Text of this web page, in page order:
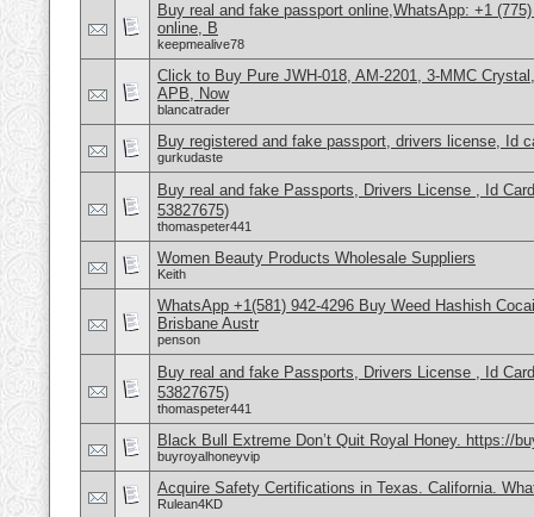
Buy real and fake passport online,WhatsApp: +1
online, B
keepmealive78
Click to Buy Pure JWH-018, AM-2201, 3-MMC
APB, Now
blancatrader
Buy registered and fake passport, drivers license, Id
gurkudaste
Buy real and fake Passports, Drivers License , Id
53827675)
thomaspeter441
Women Beauty Products Wholesale Suppliers
Keith
WhatsApp +1(581) 942-4296 Buy Weed Hashish
Brisbane Austr
penson
Buy real and fake Passports, Drivers License , Id
53827675)
thomaspeter441
Black Bull Extreme Don’t Quit Royal Honey. https://
buyroyalhoneyvip
Acquire Safety Certifications in Texas. California.
Rulean4KD